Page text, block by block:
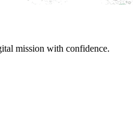
mission with confidence.